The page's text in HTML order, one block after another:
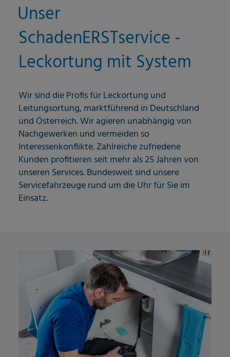
Unser
SchadenERSTservice -
Leckortung mit System
Wir sind die Profis für Leckortung und
Leitungsortung, marktführend in Deutschland
und Österreich. Wir agieren unabhängig von
Nachgewerken und vermeiden so
Interessenkonflikte. Zahlreiche zufriedene
Kunden profitieren seit mehr als 25 Jahren von
unseren Services. Bundesweit sind unsere
Servicefahrzeuge rund um die Uhr für Sie im
Einsatz.